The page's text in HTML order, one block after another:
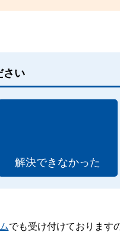
さい
解決できなかった
でも受け付けております